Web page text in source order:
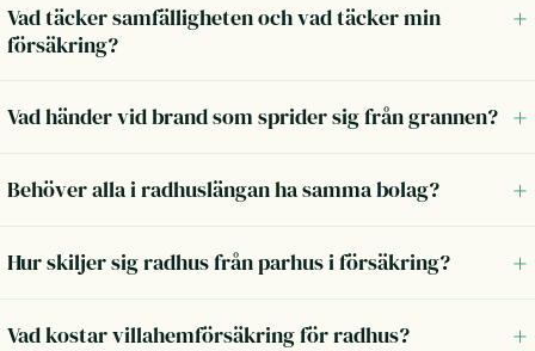
Vad täcker samfälligheten och vad täcker min
försäkring?
Vad händer vid brand som sprider sig från grannen?
Behöver alla i radhuslängan ha samma bolag?
Hur skiljer sig radhus från parhus i försäkring?
Vad kostar villahemförsäkring för radhus?